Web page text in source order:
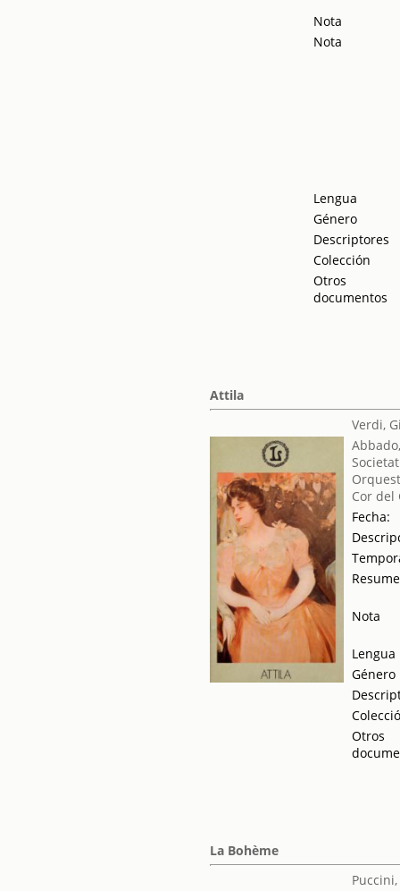
Nota
Nota
Lengua
Género
Descriptores
Colección
Otros
documentos
Attila
Verdi,
Cor del
Fecha:
Nota
Lengua
Género
Otros
La Bohème